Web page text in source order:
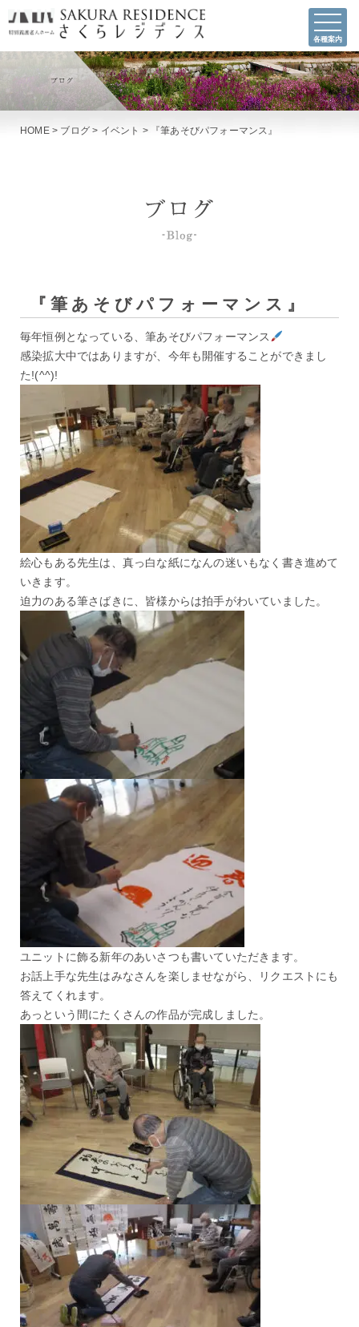
各種案内
HOME> ブログ > イベント > 『筆あそびパフォーマンス』
『筆あそびパフォーマンス』
毎年恒例となっている、筆あそびパフォーマンス
感染拡大中ではありますが、今年も開催することができまし
た!(^^)!
絵心もある先生は、真っ白な紙になんの迷いもなく書き進めて
いきます。
迫力のある筆さばきに、皆様からは拍手がわいていました。
ユニットに飾る新年のあいさつも書いていただきます。
お話上手な先生はみなさんを楽しませながら、リクエストにも
答えてくれます。
あっという間にたくさんの作品が完成しました。